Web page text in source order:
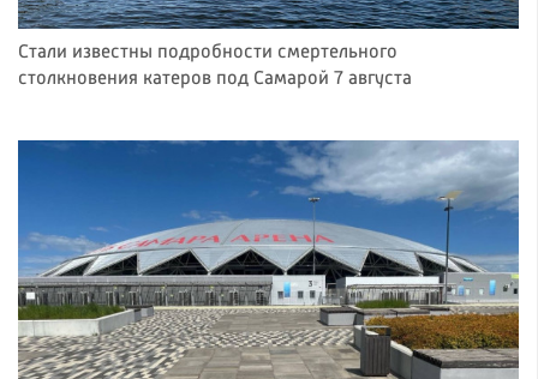
Стали известны подробности смертельного
столкновения катеров под Самарой 7 августа